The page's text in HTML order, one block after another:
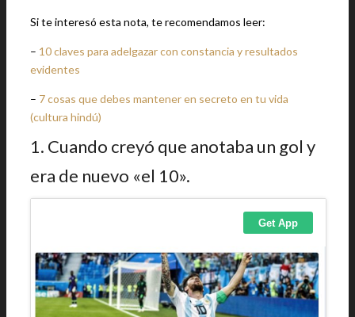
Si te interesó esta nota, te recomendamos leer:
– 10 claves para adelgazar con constancia y resultados
evidentes
– 7 cosas que debes mantener en secreto en tu vida
(cultura hindú)
1. Cuando creyó que anotaba un gol y
era de nuevo «el 10».